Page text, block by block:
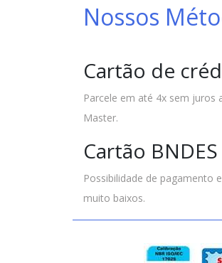
Nossos
Cartão de
Parcele em até 4x sem juros
Master.
Cartão BNDES
Possibilidade de pagamento
muito baixos.